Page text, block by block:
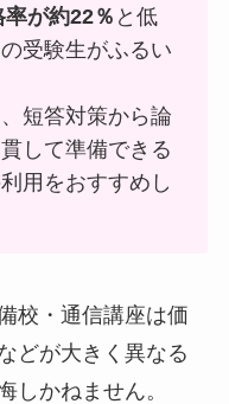
が約22％ と低
受験生がふるい
短答対策から論
して準備できる
用をおすすめし
校・通信講座は価
どが大きく異なる
しかねません。